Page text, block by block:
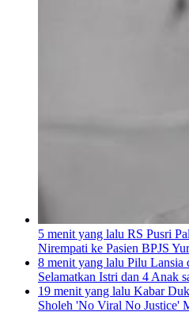
5 menit yang lalu RS Pusri
Nirempati ke Pasien BPJS
8 menit yang lalu Pilu Lansia
Selamatkan Istri dan 4 Anak
19 menit yang lalu Kabar
Sholeh 'No Viral No Justice'